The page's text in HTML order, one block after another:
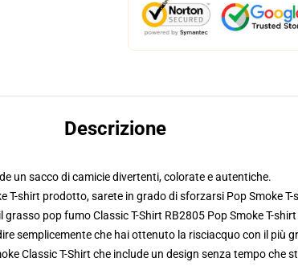
Descrizione
un sacco di camicie divertenti, colorate e autentiche.
T-shirt prodotto, sarete in grado di sforzarsi Pop Smoke T-
pop fumo Classic T-Shirt RB2805 Pop Smoke T-shirt
semplicemente che hai ottenuto la risciacquo con il più
Classic T-Shirt che include un design senza tempo che